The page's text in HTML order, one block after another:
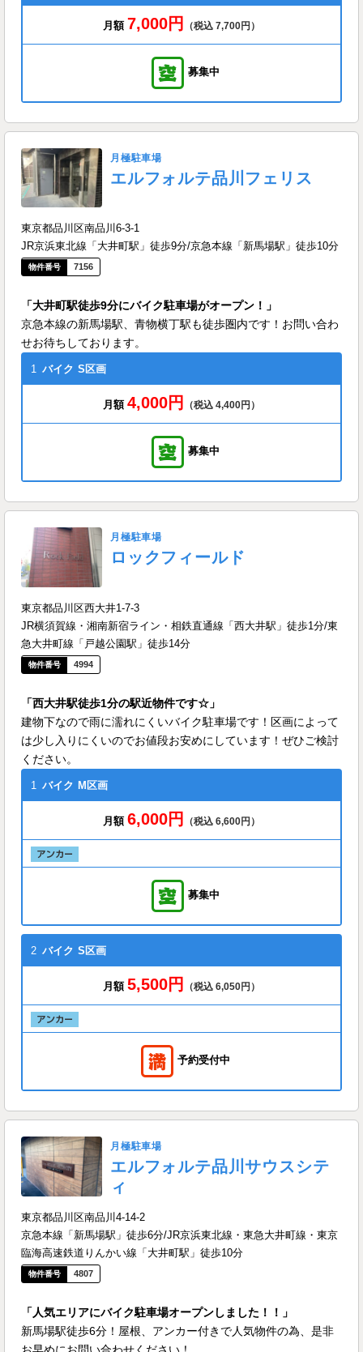
月額 7,000円 （税込 7,700円）
募集中
月極駐車場
エルフォルテ品川フェリス
東京都品川区南品川6-3-1
JR京浜東北線「大井町駅」徒歩9分/京急本線「新馬場駅」徒歩10分
7156
「大井町駅徒歩9分にバイク駐車場がオープン！」
京急本線の新馬場駅、青物横丁駅も徒歩圏内です！お問い合わ
せお待ちしております。
1 バイク S区画
月額 4,000円 （税込 4,400円）
募集中
月極駐車場
ロックフィールド
東京都品川区西大井1-7-3
JR横須賀線・湘南新宿ライン・相鉄直通線「西大井駅」徒歩1分/東
急大井町線「戸越公園駅」徒歩14分
4994
「西大井駅徒歩1分の駅近物件です☆」
建物下なので雨に濡れにくいバイク駐車場です！区画によって
は少し入りにくいのでお値段お安めにしています！ぜひご検討
ください。
1 バイク M区画
月額 6,000円 （税込 6,600円）
募集中
2 バイク S区画
月額 5,500円 （税込 6,050円）
予約受付中
月極駐車場
エルフォルテ品川サウスシテ
ィ
東京都品川区南品川4-14-2
京急本線「新馬場駅」徒歩6分/JR京浜東北線・東急大井町線・東京
臨海高速鉄道りんかい線「大井町駅」徒歩10分
4807
「人気エリアにバイク駐車場オープンしました！！」
新馬場駅徒歩6分！屋根、アンカー付きで人気物件の為、是非
お早めにお問い合わせください！